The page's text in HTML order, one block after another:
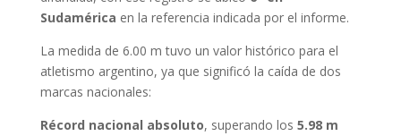
Sudamérica en la referencia indicada por el informe.
La medida de 6.00 m tuvo un valor histórico para el
atletismo argentino, ya que significó la caída de dos
marcas nacionales:
Récord nacional absoluto, superando los 5.98 m